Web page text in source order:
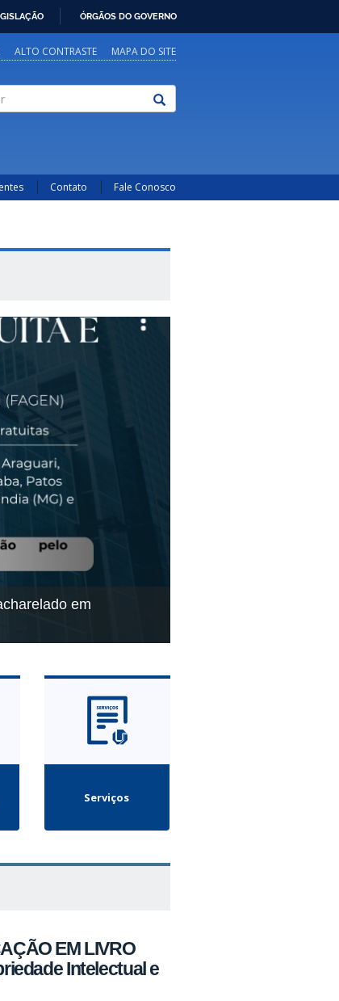
ÓRGÃOS DO GOVERNO
ALTO CONTRASTE MAPA DO SITE
Contato Fale Conosco
em
Serviços
EM LIVRO
Intelectual e